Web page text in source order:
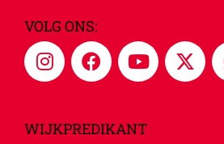
VOLG ONS:
WIJKPREDIKANT